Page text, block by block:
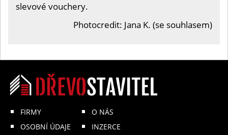
slevové vouchery.
Photocredit: Jana K. (se souhlasem)
FIRMY
OSOBNÍ ÚDAJE
O NÁS
INZERCE